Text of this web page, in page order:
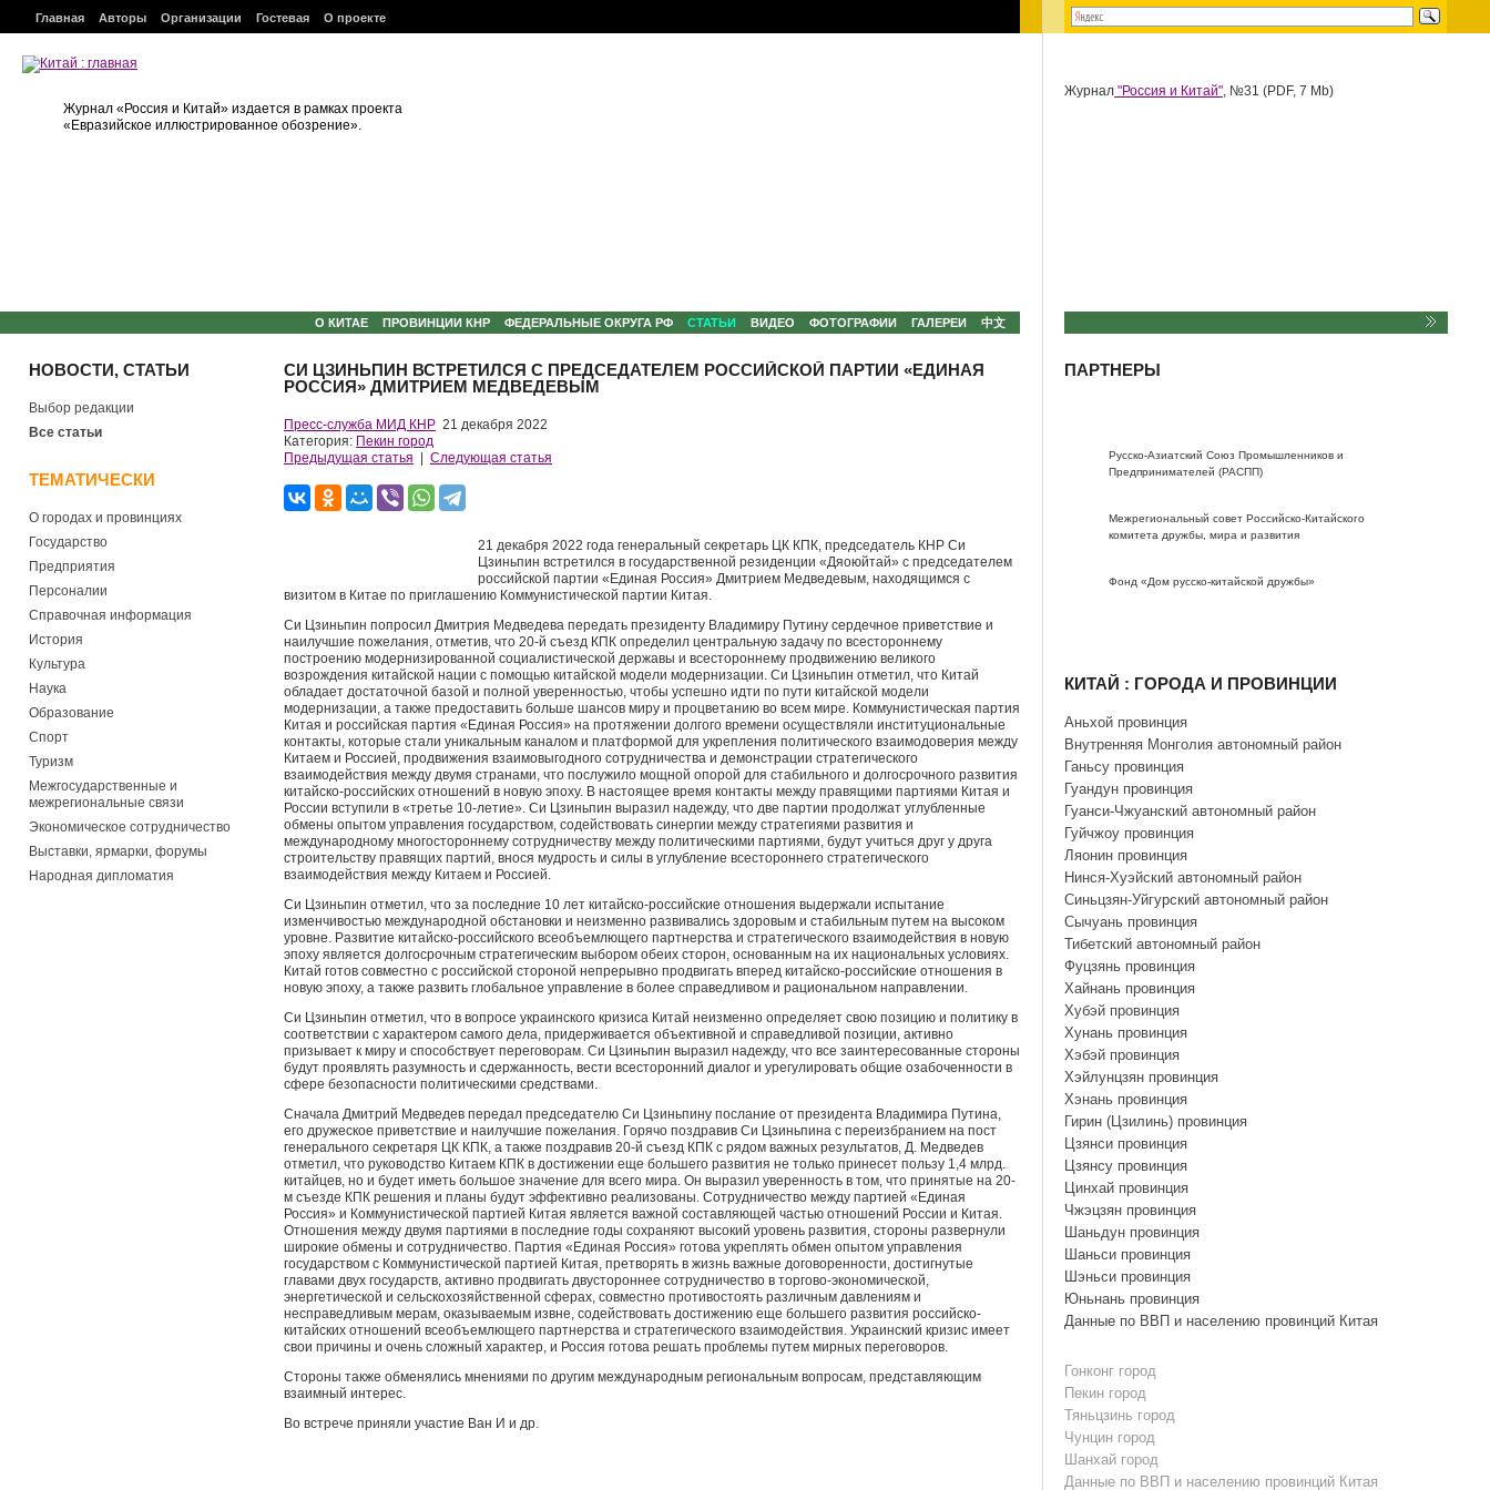
Главная Авторы Организации Гостевая О проекте
Журнал «Россия и Китай» издается в рамках проекта
«Евразийское иллюстрированное обозрение».
О КИТАЕ ПРОВИНЦИИ КНР ФЕДЕРАЛЬНЫЕ ОКРУГА РФ СТАТЬИ ВИДЕО ФОТОГРАФИИ ГАЛЕРЕИ 中文
НОВОСТИ, СТАТЬИ
Выбор редакции
Все статьи
ТЕМАТИЧЕСКИ
О городах и провинциях
Государство
Предприятия
Персоналии
Справочная информация
История
Культура
Наука
Образование
Спорт
Туризм
Межгосударственные и
межрегиональные связи
Экономическое сотрудничество
Выставки, ярмарки, форумы
Народная дипломатия
СИ ЦЗИНЬПИН ВСТРЕТИЛСЯ С ПРЕДСЕДАТЕЛЕМ РОССИЙСКОЙ ПАРТИИ «ЕДИНАЯ
РОССИЯ» ДМИТРИЕМ МЕДВЕДЕВЫМ
Пресс-служба МИД КНР 21 декабря 2022
Категория: Пекин город
Предыдущая статья
Следующая статья
21 декабря 2022 года генеральный секретарь ЦК КПК, председатель КНР Си
Цзиньпин встретился в государственной резиденции «Дяоюйтай» с председателем
российской партии «Единая Россия» Дмитрием Медведевым, находящимся с
визитом в Китае по приглашению Коммунистической партии Китая.
Си Цзиньпин попросил Дмитрия Медведева передать президенту Владимиру Путину сердечное приветствие и
наилучшие пожелания, отметив, что 20-й съезд КПК определил центральную задачу по всестороннему
построению модернизированной социалистической державы и всестороннему продвижению великого
возрождения китайской нации с помощью китайской модели модернизации. Си Цзиньпин отметил, что Китай
обладает достаточной базой и полной уверенностью, чтобы успешно идти по пути китайской модели
модернизации, а также предоставить больше шансов миру и процветанию во всем мире. Коммунистическая партия
Китая и российская партия «Единая Россия» на протяжении долгого времени осуществляли институциональные
контакты, которые стали уникальным каналом и платформой для укрепления политического взаимодоверия между
Китаем и Россией, продвижения взаимовыгодного сотрудничества и демонстрации стратегического
взаимодействия между двумя странами, что послужило мощной опорой для стабильного и долгосрочного развития
китайско-российских отношений в новую эпоху. В настоящее время контакты между правящими партиями Китая и
России вступили в «третье 10-летие». Си Цзиньпин выразил надежду, что две партии продолжат углубленные
обмены опытом управления государством, содействовать синергии между стратегиями развития и
международному многостороннему сотрудничеству между политическими партиями, будут учиться друг у друга
строительству правящих партий, внося мудрость и силы в углубление всестороннего стратегического
взаимодействия между Китаем и Россией.
Си Цзиньпин отметил, что за последние 10 лет китайско-российские отношения выдержали испытание
изменчивостью международной обстановки и неизменно развивались здоровым и стабильным путем на высоком
уровне. Развитие китайско-российского всеобъемлющего партнерства и стратегического взаимодействия в новую
эпоху является долгосрочным стратегическим выбором обеих сторон, основанным на их национальных условиях.
Китай готов совместно с российской стороной непрерывно продвигать вперед китайско-российские отношения в
новую эпоху, а также развить глобальное управление в более справедливом и рациональном направлении.
Си Цзиньпин отметил, что в вопросе украинского кризиса Китай неизменно определяет свою позицию и политику в
соответствии с характером самого дела, придерживается объективной и справедливой позиции, активно
призывает к миру и способствует переговорам. Си Цзиньпин выразил надежду, что все заинтересованные стороны
будут проявлять разумность и сдержанность, вести всесторонний диалог и урегулировать общие озабоченности в
сфере безопасности политическими средствами.
Сначала Дмитрий Медведев передал председателю Си Цзиньпину послание от президента Владимира Путина,
его дружеское приветствие и наилучшие пожелания. Горячо поздравив Си Цзиньпина с переизбранием на пост
генерального секретаря ЦК КПК, а также поздравив 20-й съезд КПК с рядом важных результатов, Д. Медведев
отметил, что руководство Китаем КПК в достижении еще большего развития не только принесет пользу 1,4 млрд.
китайцев, но и будет иметь большое значение для всего мира. Он выразил уверенность в том, что принятые на 20-
м съезде КПК решения и планы будут эффективно реализованы. Сотрудничество между партией «Единая
Россия» и Коммунистической партией Китая является важной составляющей частью отношений России и Китая.
Отношения между двумя партиями в последние годы сохраняют высокий уровень развития, стороны развернули
широкие обмены и сотрудничество. Партия «Единая Россия» готова укреплять обмен опытом управления
государством с Коммунистической партией Китая, претворять в жизнь важные договоренности, достигнутые
главами двух государств, активно продвигать двустороннее сотрудничество в торгово-экономической,
энергетической и сельскохозяйственной сферах, совместно противостоять различным давлениям и
несправедливым мерам, оказываемым извне, содействовать достижению еще большего развития российско-
китайских отношений всеобъемлющего партнерства и стратегического взаимодействия. Украинский кризис имеет
свои причины и очень сложный характер, и Россия готова решать проблемы путем мирных переговоров.
Стороны также обменялись мнениями по другим международным региональным вопросам, представляющим
взаимный интерес.
Во встрече приняли участие Ван И и др.
Журнал "Россия и Китай", №31 (PDF, 7 Mb)
ПАРТНЕРЫ
Русско-Азиатский Союз Промышленников и
Предпринимателей (РАСПП)
Межрегиональный совет Российско-Китайского
комитета дружбы, мира и развития
Фонд «Дом русско-китайской дружбы»
КИТАЙ : ГОРОДА И ПРОВИНЦИИ
Аньхой провинция
Внутренняя Монголия автономный район
Ганьсу провинция
Гуандун провинция
Гуанси-Чжуанский автономный район
Гуйчжоу провинция
Ляонин провинция
Нинся-Хуэйский автономный район
Синьцзян-Уйгурский автономный район
Сычуань провинция
Тибетский автономный район
Фуцзянь провинция
Хайнань провинция
Хубэй провинция
Хунань провинция
Хэбэй провинция
Хэйлунцзян провинция
Хэнань провинция
Гирин (Цзилинь) провинция
Цзянси провинция
Цзянсу провинция
Цинхай провинция
Чжэцзян провинция
Шаньдун провинция
Шаньси провинция
Шэньси провинция
Юньнань провинция
Данные по ВВП и населению провинций Китая
Гонконг город
Пекин город
Тяньцзинь город
Чунцин город
Шанхай город
Данные по ВВП и населению провинций Китая